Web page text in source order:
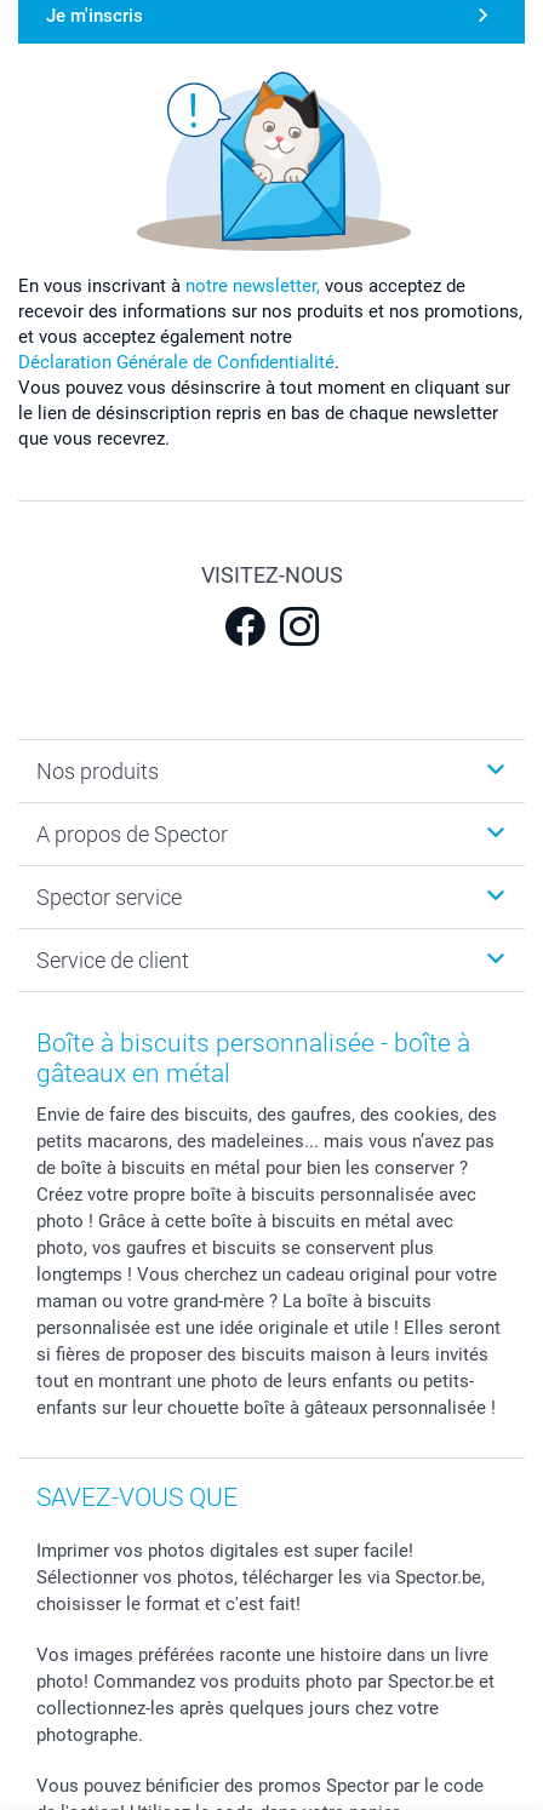
Je m'inscris
En vous inscrivant à notre newsletter, vous acceptez de
recevoir des informations sur nos produits et nos promotions,
et vous acceptez également notre
Déclaration Générale de Confidentialité.
Vous pouvez vous désinscrire à tout moment en cliquant sur
le lien de désinscription repris en bas de chaque newsletter
que vous recevrez.
VISITEZ-NOUS
Nos produits
Faire-part & Cartes
Livre photo
Développement photo & Tirage photo
Cadres photo, accessoires déco & bonbons
Coques smartphone
A propos de Spector
Plan du site
Vie privée
Spector service
smartbonus
Statut de ma commnade
Service de client
Boîte à biscuits personnalisée - boîte à
gâteaux en métal
Envie de faire des biscuits, des gaufres, des cookies, des
petits macarons, des madeleines... mais vous n’avez pas
de boîte à biscuits en métal pour bien les conserver ?
Créez votre propre boîte à biscuits personnalisée avec
photo ! Grâce à cette boîte à biscuits en métal avec
photo, vos gaufres et biscuits se conservent plus
longtemps ! Vous cherchez un cadeau original pour votre
maman ou votre grand-mère ? La boîte à biscuits
personnalisée est une idée originale et utile ! Elles seront
si fières de proposer des biscuits maison à leurs invités
tout en montrant une photo de leurs enfants ou petits-
enfants sur leur chouette boîte à gâteaux personnalisée !
SAVEZ-VOUS QUE
Imprimer vos photos digitales est super facile!
Sélectionner vos photos, télécharger les via Spector.be,
choisisser le format et c'est fait!
Vos images préférées raconte une histoire dans un livre
photo! Commandez vos produits photo par Spector.be et
collectionnez-les après quelques jours chez votre
photographe.
Vous pouvez bénificier des promos Spector par le code